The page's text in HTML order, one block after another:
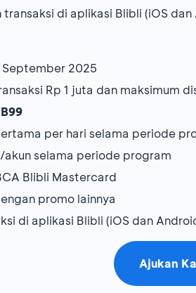
transaksi di aplikasi Blibli (iOS dan
September 2025
Rp 1 juta dan maksimum
per hari selama periode
selama periode program
Blibli Mastercard
promo lainnya
di aplikasi Blibli (iOS dan
Ajukan